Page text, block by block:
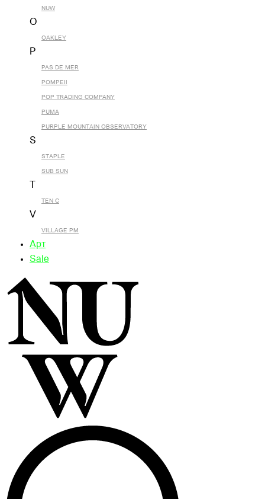
NUW
O
OAKLEY
P
PAS DE MER
POMPEII
POP TRADING COMPANY
PUMA
PURPLE MOUNTAIN OBSERVATORY
S
STAPLE
SUB SUN
TEN C
V
VILLAGE PM
Арт
Sale